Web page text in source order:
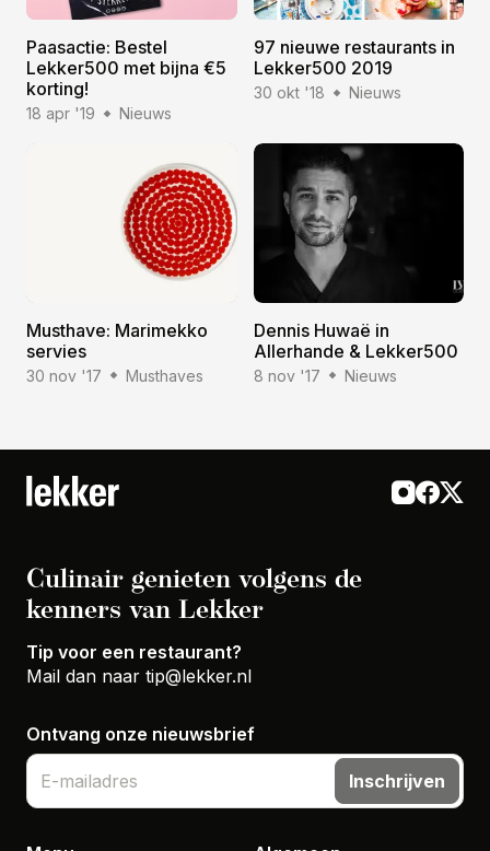
Paasactie: Bestel
Lekker500 met bijna €5
korting!
18 apr '19 Nieuws
97 nieuwe restaurants in
Lekker500 2019
30 okt '18 Nieuws
Musthave: Marimekko
servies
30 nov '17 Musthaves
Dennis Huwaë in
Allerhande & Lekker500
8 nov '17 Nieuws
Culinair genieten volgens de
kenners van Lekker
Tip voor een restaurant?
Mail dan naar tip@lekker.nl
Ontvang onze nieuwsbrief
Inschrijven